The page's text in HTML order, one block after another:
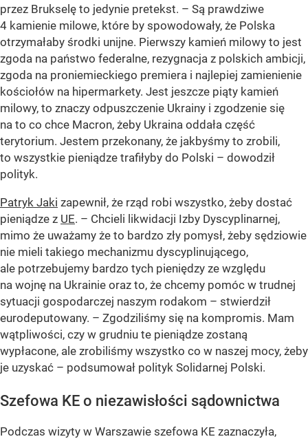
przez Brukselę to jedynie pretekst. – Są prawdziwe
4 kamienie milowe, które by spowodowały, że Polska
otrzymałaby środki unijne. Pierwszy kamień milowy to jest
zgoda na państwo federalne, rezygnacja z polskich ambicji,
zgoda na proniemieckiego premiera i najlepiej zamienienie
kościołów na hipermarkety. Jest jeszcze piąty kamień
milowy, to znaczy odpuszczenie Ukrainy i zgodzenie się
na to co chce Macron, żeby Ukraina oddała część
terytorium. Jestem przekonany, że jakbyśmy to zrobili,
to wszystkie pieniądze trafiłyby do Polski – dowodził
polityk.
Patryk Jaki zapewnił, że rząd robi wszystko, żeby dostać
pieniądze z UE. – Chcieli likwidacji Izby Dyscyplinarnej,
mimo że uważamy że to bardzo zły pomysł, żeby sędziowie
nie mieli takiego mechanizmu dyscyplinującego,
ale potrzebujemy bardzo tych pieniędzy ze względu
na wojnę na Ukrainie oraz to, że chcemy pomóc w trudnej
sytuacji gospodarczej naszym rodakom – stwierdził
eurodeputowany. – Zgodziliśmy się na kompromis. Mam
wątpliwości, czy w grudniu te pieniądze zostaną
wypłacone, ale zrobiliśmy wszystko co w naszej mocy, żeby
je uzyskać – podsumował polityk Solidarnej Polski.
Szefowa KE o niezawisłości sądownictwa
Podczas wizyty w Warszawie szefowa KE zaznaczyła,